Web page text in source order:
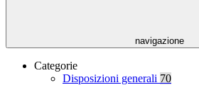
navigazione
Categorie
Disposizioni generali 70